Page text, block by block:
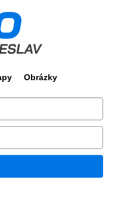
Obrázky